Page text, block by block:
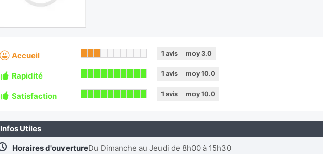
Accueil 1 avis moy 3.0
Rapidité 1 avis moy 10.0
Satisfaction 1 avis moy 10.0
Infos Utiles
Horaires d'ouvertureDu Dimanche au Jeudi de 8h00 à 15h30